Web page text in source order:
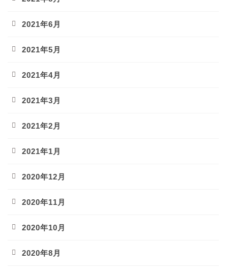
2021年6月
2021年5月
2021年4月
2021年3月
2021年2月
2021年1月
2020年12月
2020年11月
2020年10月
2020年8月